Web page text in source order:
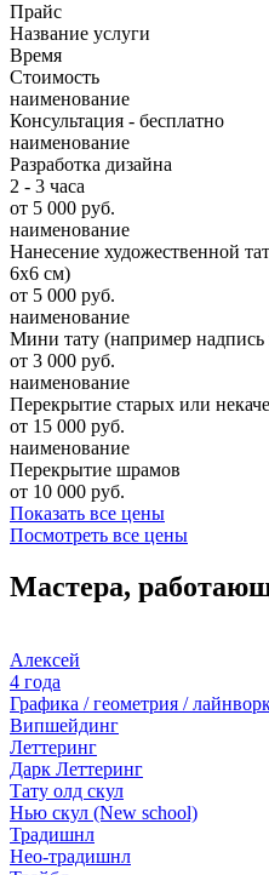
Прайс
Название услуги
Время
Стоимость
наименование
Консультация - бесплатно
наименование
Разработка дизайна
2 - 3 часа
от 5 000 руб.
наименование
Нанесение художественной
6х6 см)
от 5 000 руб.
наименование
Мини тату (например надпись
от 3 000 руб.
наименование
Перекрытие старых или
от 15 000 руб.
наименование
Перекрытие шрамов
от 10 000 руб.
Показать все цены
Посмотреть все цены
Мастера,
Алексей
4 года
Графика / геометрия /
Випшейдинг
Леттеринг
Дарк Леттеринг
Тату олд скул
Нью скул (New school)
Традишнл
Нео-традишнл